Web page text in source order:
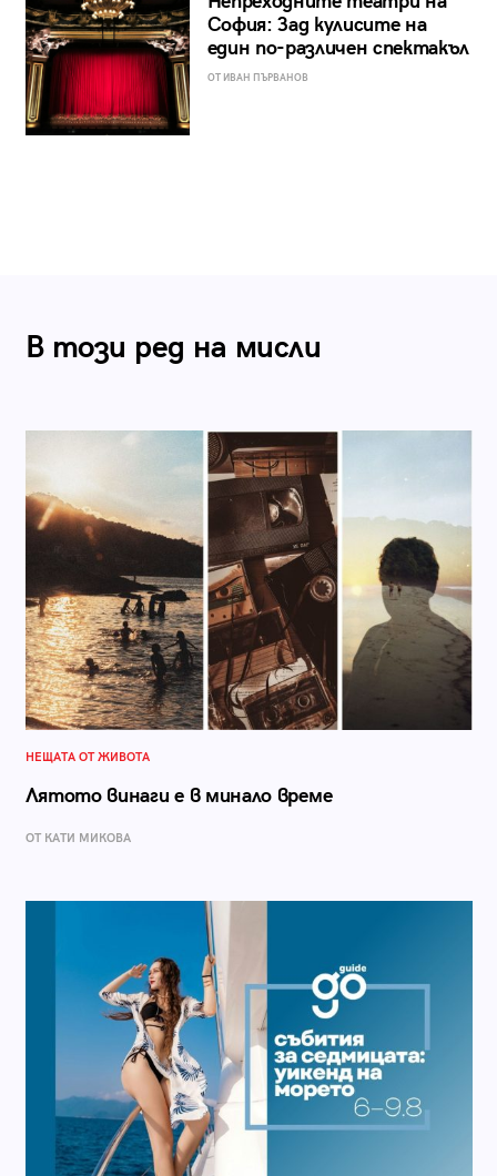
София: Зад кулисите на
един по-различен спектакъл
ОТ ИВАН ПЪРВАНОВ
В този ред на мисли
НЕЩАТА ОТ ЖИВОТА
Лятото винаги е в минало време
ОТ КАТИ МИКОВА